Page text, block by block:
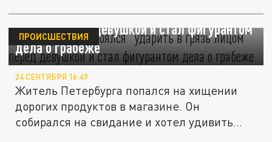
Петербуржец побоялся “ударить в грязь
лицом” перед девушкой и стал фигурантом
дела о грабеже
ПРОИСШЕСТВИЯ
24 СЕНТЯБРЯ 16:49
Житель Петербурга попался на хищении
дорогих продуктов в магазине. Он
собирался на свидание и хотел удивить...